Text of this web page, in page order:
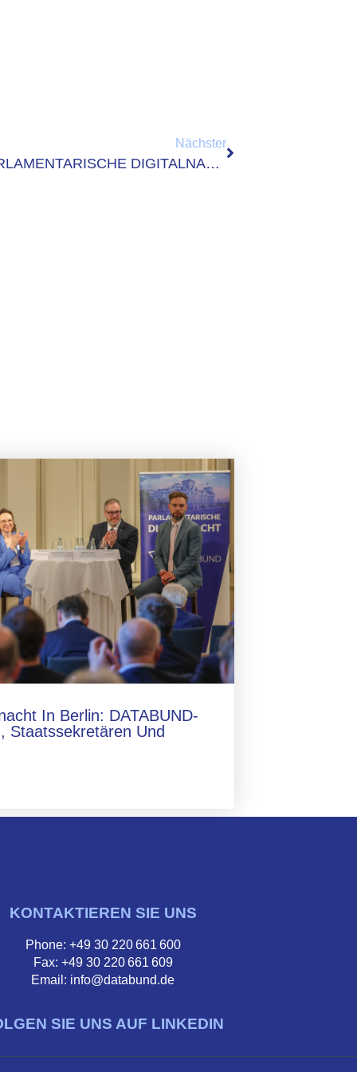
Nächster
DATABUND VERANSTALTET 3. PARLAMENTARISCHE DIGITALNACHT
In Berlin: DATABUND-
Staatssekretären Und
KONTAKTIEREN SIE UNS
Phone: +49 30 220 661 600
Fax: +49 30 220 661 609
Email: info@databund.de
SIE UNS AUF LINKEDIN